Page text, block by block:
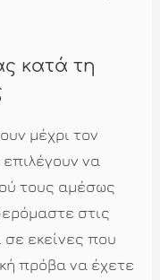
κατά τη
μέχρι τον
να
τους αμέσως
στις
εκείνες που
πρόβα να έχετε